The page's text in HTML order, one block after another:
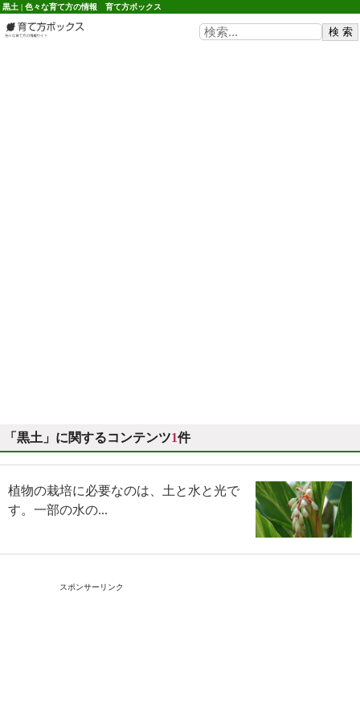
黒土 | 色々な育て方の情報 育て方ボックス
「黒土」に関するコンテンツ1件
植物の栽培に必要なのは、土と水と光で
す。一部の水の...
スポンサーリンク